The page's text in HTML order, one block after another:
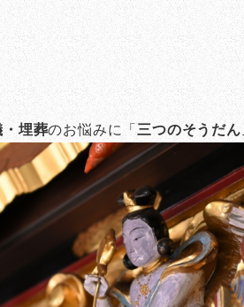
・埋葬のお悩みに「 三つのそうだん